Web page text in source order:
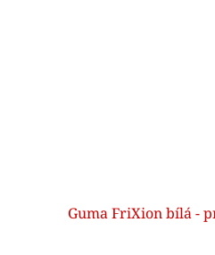
Guma FriXion bílá -